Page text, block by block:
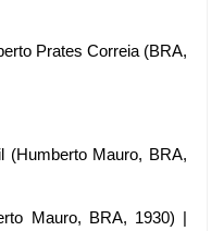
Prates Correia (BRA,
(Humberto Mauro, BRA,
Mauro, BRA, 1930) |